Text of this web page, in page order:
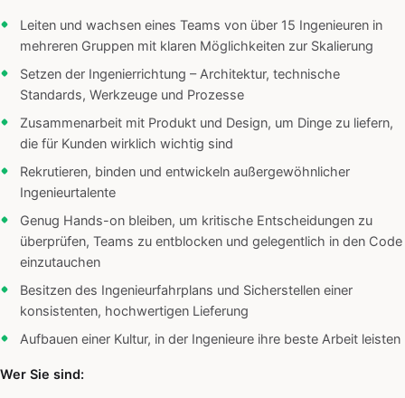
Leiten und wachsen eines Teams von über 15 Ingenieuren in
mehreren Gruppen mit klaren Möglichkeiten zur Skalierung
Setzen der Ingenierrichtung – Architektur, technische
Standards, Werkzeuge und Prozesse
Zusammenarbeit mit Produkt und Design, um Dinge zu liefern,
die für Kunden wirklich wichtig sind
Rekrutieren, binden und entwickeln außergewöhnlicher
Ingenieurtalente
Genug Hands-on bleiben, um kritische Entscheidungen zu
überprüfen, Teams zu entblocken und gelegentlich in den Code
einzutauchen
Besitzen des Ingenieurfahrplans und Sicherstellen einer
konsistenten, hochwertigen Lieferung
Aufbauen einer Kultur, in der Ingenieure ihre beste Arbeit leisten
Wer Sie sind: